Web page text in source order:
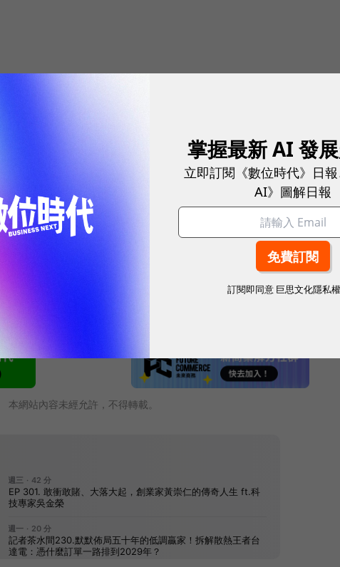
上提到，未來是筆電、手機、平板電腦三合一的戰局，
計在第三季會衝上第三名，第四季上看第二名，而且年
見華碩對於Padfone 2寄與厚望。
本網站內容未經允許，不得轉載。
掌握最新 AI 發
立即訂閱《數位時代》日
AI》圖解日報
訂閱即同意 巨思文化隱私